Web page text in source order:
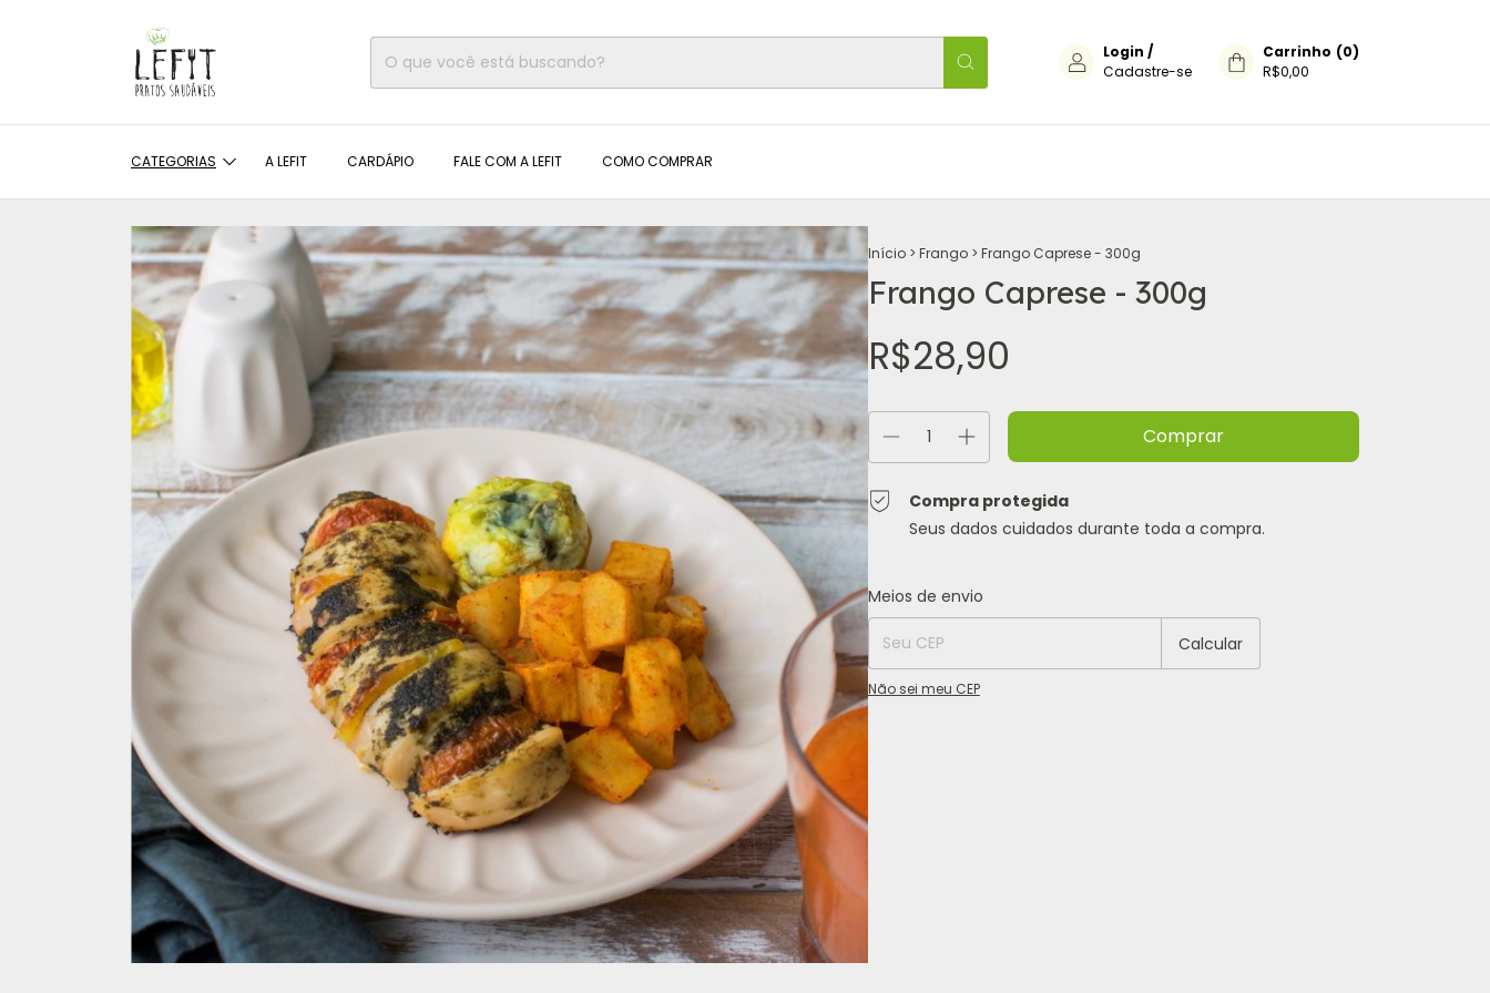
Login /
Cadastre-se
Carrinho (0)
R$0,00
CATEGORIAS A LEFIT CARDÁPIO FALE COM A LEFIT COMO COMPRAR
Início > Frango > Frango Caprese - 300g
Frango Caprese - 300g
R$28,90
Compra protegida
Seus dados cuidados durante toda a compra.
Entregas para o CEP:
Meios de envio
Calcular
Não sei meu CEP